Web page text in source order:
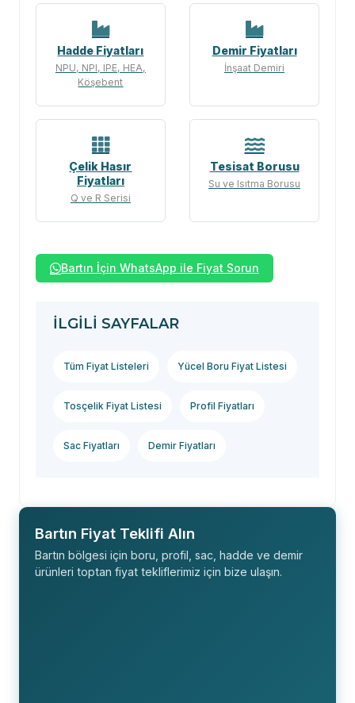
Hadde Fiyatları
NPU, NPI, IPE, HEA,
Köşebent
Demir Fiyatları
İnşaat Demiri
Çelik Hasır
Fiyatları
Q ve R Serisi
Tesisat Borusu
Su ve Isıtma Borusu
Bartın İçin WhatsApp ile Fiyat Sorun
İLGILI SAYFALAR
Tüm Fiyat Listeleri Yücel Boru Fiyat Listesi
Tosçelik Fiyat Listesi Profil Fiyatları
Sac Fiyatları Demir Fiyatları
Bartın Fiyat Teklifi Alın
Bartın bölgesi için boru, profil, sac, hadde ve demir
ürünleri toptan fiyat tekliflerimiz için bize ulaşın.